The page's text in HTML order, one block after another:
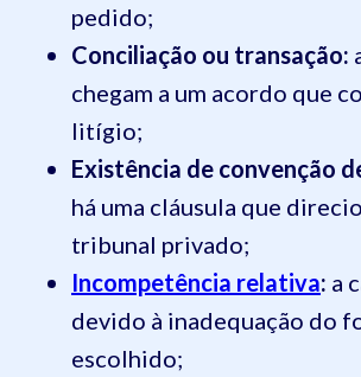
pedido;
Conciliação ou transação:
chegam a um acordo que
litígio;
Existência de convenção
há uma cláusula que
tribunal privado;
Incompetência relativa: a
devido à inadequação do
escolhido;